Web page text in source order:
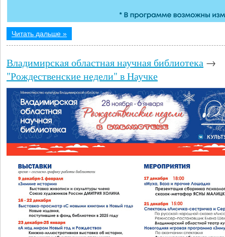
Читать дальше »
Владимирская областная научная библиотека →
"Рождественские недели" в Научке